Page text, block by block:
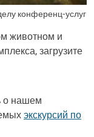
конференц-услуг
животном и
загрузите
о нашем
экскурсий по